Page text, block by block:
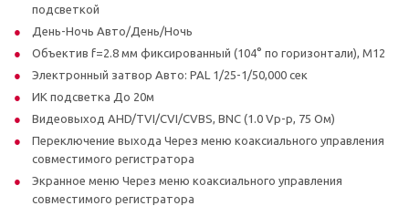
подсветкой
День-Ночь Авто/День/Ночь
Объектив f=2.8 мм фиксированный (104° по горизонтали), М12
Электронный затвор Авто: PAL 1/25-1/50,000 сек
ИК подсветка До 20м
Видеовыход AHD/TVI/CVI/CVBS, BNC (1.0 Vp-p, 75 Ом)
Переключение выхода Через меню коаксиального управления
совместимого регистратора
Экранное меню Через меню коаксиального управления
совместимого регистратора